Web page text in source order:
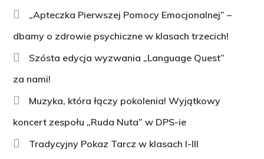
„Apteczka Pierwszej Pomocy Emocjonalnej” –
dbamy o zdrowie psychiczne w klasach trzecich!
Szósta edycja wyzwania „Language Quest”
za nami!
Muzyka, która łączy pokolenia! Wyjątkowy
koncert zespołu „Ruda Nuta” w DPS-ie
Tradycyjny Pokaz Tarcz w klasach I-III